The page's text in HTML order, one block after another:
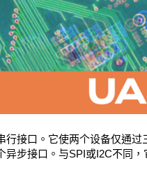
行接口。它使两个设备仅通
异步接口。与SPI或I2C不同